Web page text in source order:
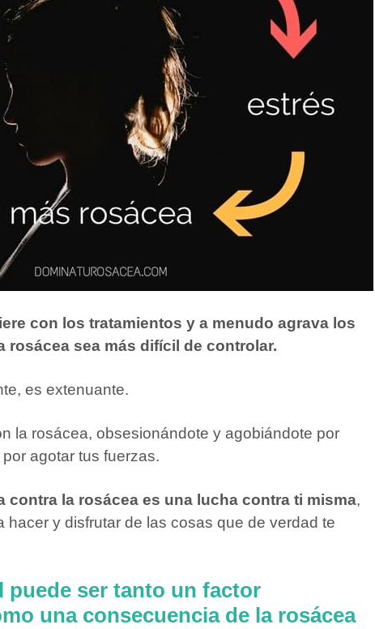
con los tratamientos y a menudo agrava los
rosácea sea más difícil de controlar.
es extenuante.
la rosácea, obsesionándote y agobiándote por
agotar tus fuerzas.
contra la rosácea es una lucha contra ti misma,
hacer y disfrutar de las cosas que de verdad te
puede ser tanto un factor
una consecuencia de la rosácea